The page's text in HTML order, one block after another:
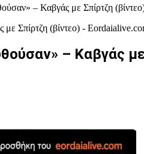
– Καβγάς με Σπίρτζη
– Καβγάς με